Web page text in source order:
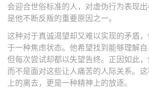
会迎合世俗标准的人，对虚伪行为表现
是他不断反叛的重要原因之一。
这种对于真诚渴望却又难以实现的矛盾
于一种焦虑状态。他希望找到能够理解自
但每次尝试却都以失望告终。正因如此，
而不是面对这些让人痛苦的人际关系。
上的离去，更是一种精神上的放逐。